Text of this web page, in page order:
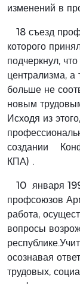
изменений в
18 съезд
которого
подчеркнул,
централизма,
больше не
новым
Исходя из
создании
КПА) .
10 января
профсоюзов
работа,
вопросы
осознавая
трудовых,